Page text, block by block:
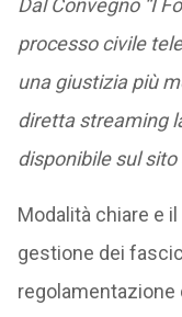
Dal Convegno “I
processo civile
una giustizia più
diretta streaming
disponibile sul sito
Modalità chiare e
gestione dei
regolamentazione